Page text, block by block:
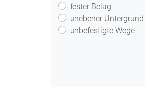
fester Belag
unebener Untergrund
unbefestigte Wege